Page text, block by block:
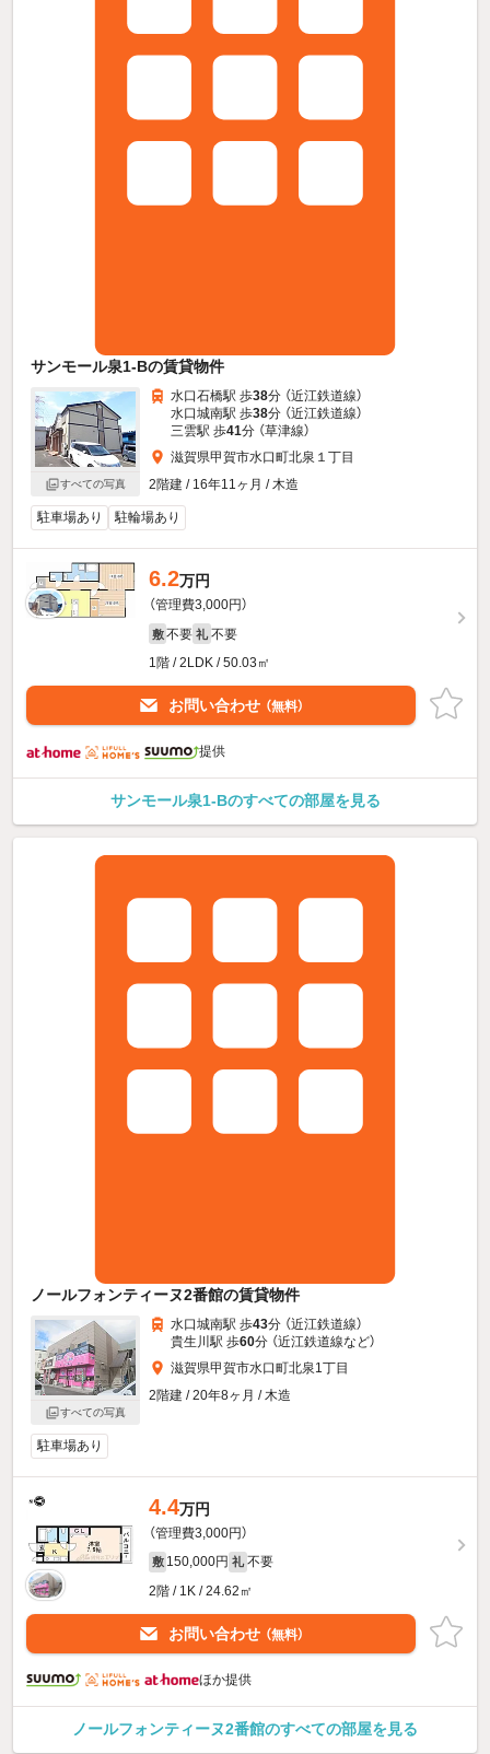
サンモール泉1-Bの賃貸物件
すべての写真
水口石橋駅 歩38分 （近江鉄道線）
水口城南駅 歩38分 （近江鉄道線）
三雲駅 歩41分 （草津線）
滋賀県甲賀市水口町北泉１丁目
2階建 / 16年11ヶ月 / 木造
駐車場あり 駐輪場あり
6.2万円
（管理費3,000円）
敷 不要 礼 不要
1階 / 2LDK / 50.03㎡
お問い合わせ （無料）
提供
サンモール泉1-Bのすべての部屋を見る
ノールフォンティーヌ2番館の賃貸物件
すべての写真
水口城南駅 歩43分 （近江鉄道線）
貴生川駅 歩60分 （近江鉄道線など）
滋賀県甲賀市水口町北泉1丁目
2階建 / 20年8ヶ月 / 木造
駐車場あり
4.4万円
（管理費3,000円）
敷 150,000円 礼 不要
2階 / 1K / 24.62㎡
お問い合わせ （無料）
ほか提供
ノールフォンティーヌ2番館のすべての部屋を見る